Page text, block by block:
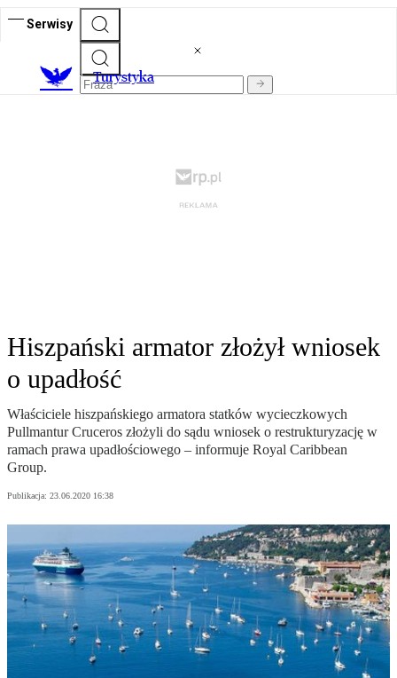
Serwisy
Turystyka
Hiszpański armator złożył wniosek
o upadłość
Właściciele hiszpańskiego armatora statków wycieczkowych
Pullmantur Cruceros złożyli do sądu wniosek o restrukturyzację w
ramach prawa upadłościowego – informuje Royal Caribbean
Group.
Publikacja: 23.06.2020 16:38